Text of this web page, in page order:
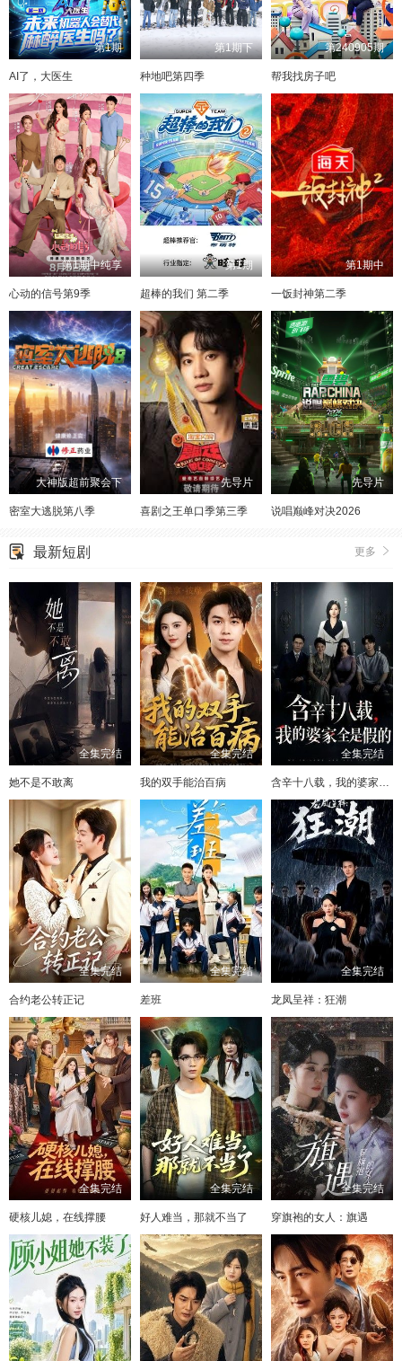
第1期
AI了，大医生
第1期下
种地吧第四季
第240905期
帮我找房子吧
第1期中纯享
心动的信号第9季
第1期
超棒的我们 第二季
第1期中
一饭封神第二季
大神版超前聚会下
密室大逃脱第八季
先导片
喜剧之王单口季第三季
先导片
说唱巅峰对决2026
更多
最新短剧
全集完结
她不是不敢离
全集完结
我的双手能治百病
全集完结
含辛十八载，我的婆家全是假的
全集完结
合约老公转正记
全集完结
差班
全集完结
龙凤呈祥：狂潮
全集完结
硬核儿媳，在线撑腰
全集完结
好人难当，那就不当了
全集完结
穿旗袍的女人：旗遇